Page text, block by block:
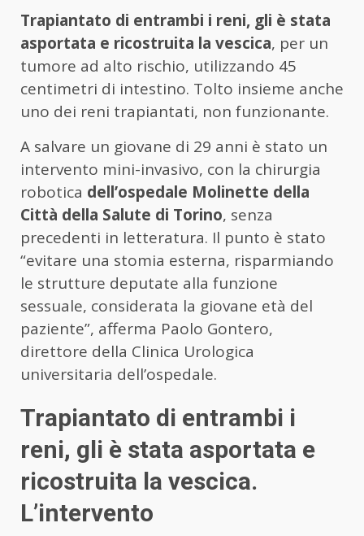
Trapiantato di entrambi i reni, gli è stata
asportata e ricostruita la vescica, per un
tumore ad alto rischio, utilizzando 45
centimetri di intestino. Tolto insieme anche
uno dei reni trapiantati, non funzionante.
A salvare un giovane di 29 anni è stato un
intervento mini-invasivo, con la chirurgia
robotica dell’ospedale Molinette della
Città della Salute di Torino, senza
precedenti in letteratura. Il punto è stato
“evitare una stomia esterna, risparmiando
le strutture deputate alla funzione
sessuale, considerata la giovane età del
paziente”, afferma Paolo Gontero,
direttore della Clinica Urologica
universitaria dell’ospedale.
Trapiantato di entrambi i
reni, gli è stata asportata e
ricostruita la vescica.
L’intervento